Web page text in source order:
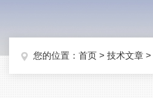
您的位置： 首页 > 技术文章 >